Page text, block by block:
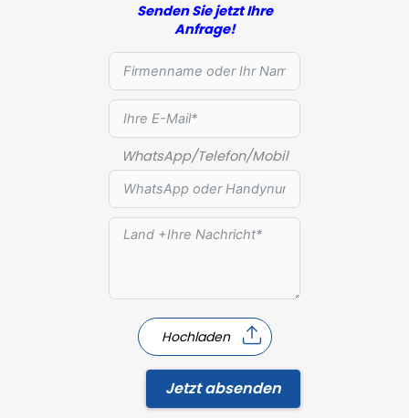
Senden Sie jetzt Ihre
Anfrage!
WhatsApp/Telefon/Mobil
Hochladen
Jetzt absenden